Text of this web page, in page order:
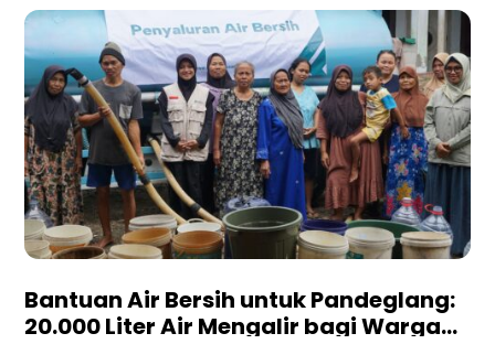
Bantuan Air Bersih untuk Pandeglang:
20.000 Liter Air Mengalir bagi Warga